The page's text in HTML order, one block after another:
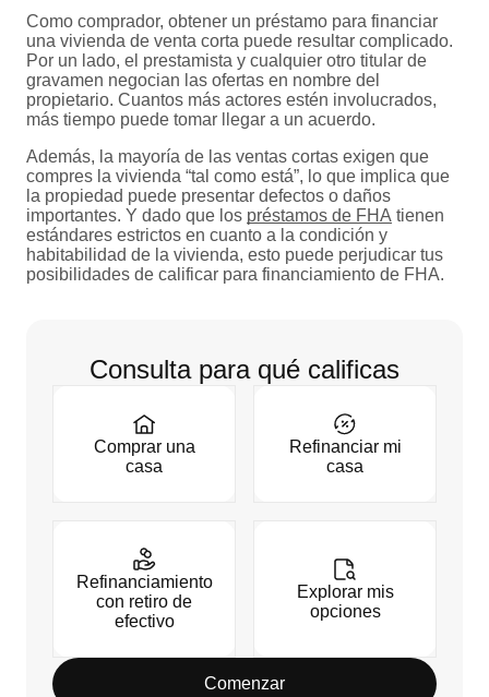
Como comprador, obtener un préstamo para financiar
una vivienda de venta corta puede resultar complicado.
Por un lado, el prestamista y cualquier otro titular de
gravamen negocian las ofertas en nombre del
propietario. Cuantos más actores estén involucrados,
más tiempo puede tomar llegar a un acuerdo.
Además, la mayoría de las ventas cortas exigen que
compres la vivienda “tal como está”, lo que implica que
la propiedad puede presentar defectos o daños
importantes. Y dado que los préstamos de FHA tienen
estándares estrictos en cuanto a la condición y
habitabilidad de la vivienda, esto puede perjudicar tus
posibilidades de calificar para financiamiento de FHA.
Consulta para qué calificas
Comprar una
casa
Refinanciar mi
casa
Refinanciamiento
con retiro de
efectivo
Explorar mis
opciones
Comenzar